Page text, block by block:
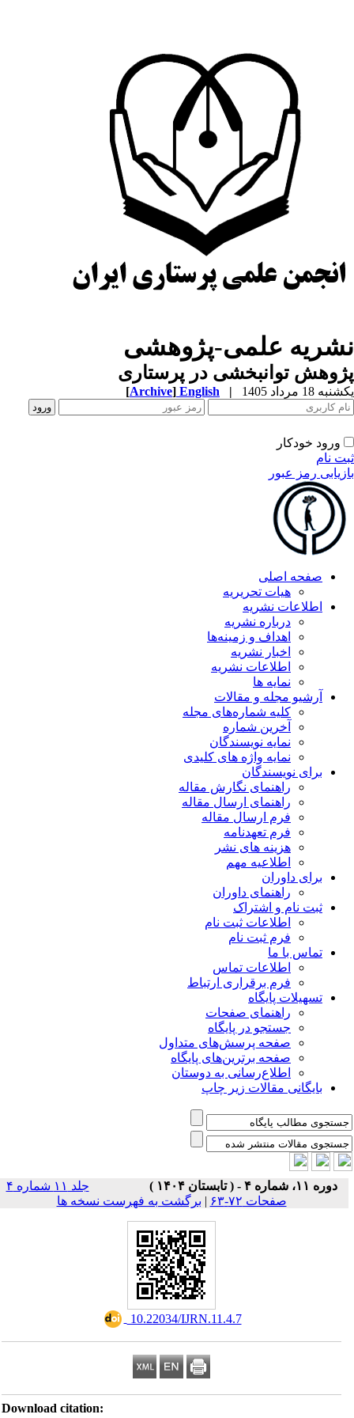
علمی-پژوهشی
توانبخشی در پرستاری
18 مرداد 1405 |
English
[Archive]
ورود خودکار
نام
رمز عبور
صفحه اصلی
هیات تحریریه
اطلاعات نشریه
درباره نشریه
اهداف و زمینه‌ها
اخبار نشریه
اطلاعات نشریه
نمایه ها
آرشیو مجله و مقالات
کلیه شماره‌های مجله
آخرین شماره
نمایه نویسندگان
نمایه واژه های کلیدی
برای نویسندگان
راهنمای نگارش مقاله
راهنمای ارسال مقاله
فرم ارسال مقاله
فرم تعهدنامه
هزینه های نشر
اطلاعیه مهم
برای داوران
راهنمای داوران
ثبت نام و اشتراک
اطلاعات ثبت نام
فرم ثبت نام
تماس با ما
اطلاعات تماس
فرم برقراری ارتباط
تسهیلات پایگاه
راهنمای صفحات
جستجو در پایگاه
صفحه پرسش‌های متداول
صفحه برترین‌های پایگاه
اطلاع‌رسانی به دوستان
بایگانی مقالات زیر چاپ
دوره ۱۱، شماره ۴ - ( تابستان ۱۴۰۴ )
جلد ۱۱ شماره ۴
صفحات ۷۲-۶۳
| برگشت به فهرست نسخه ها
‎ 10.22034/IJRN.11.4.7
Download citation: